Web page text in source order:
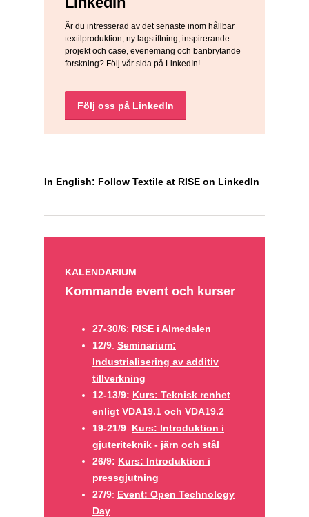
Är du intresserad av det senaste inom hållbar
textilproduktion, ny lagstiftning, inspirerande
projekt och case, evenemang och banbrytande
forskning? Följ vår sida på LinkedIn!
Följ oss på LinkedIn
In English: Follow Textile at RISE on LinkedIn
KALENDARIUM
Kommande event och kurser
27-30/6: RISE i Almedalen
12/9: Seminarium:
Industrialisering av additiv
tillverkning
12-13/9: Kurs: Teknisk renhet
enligt VDA19.1 och VDA19.2
19-21/9: Kurs: Introduktion i
gjuteriteknik - järn och stål
26/9: Kurs: Introduktion i
pressgjutning
27/9: Event: Open Technology
Day